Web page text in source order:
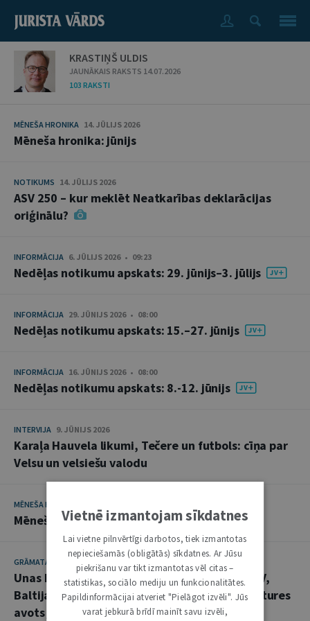
KRASTIŅŠ ULDIS
JAUNĀKAIS RAKSTS 14.07.2026
103 RAKSTI
MĒNEŠA HRONIKA 14. JŪLIJS 2026
Mēneša hronika: jūnijs
NOTIKUMS 14. JŪLIJS 2026
ASV 250 – kur meklēt Neatkarības deklarācijas
oriģinālu?
INFORMĀCIJA 6. JŪLIJS 2026 • 09:23
Nedēļas notikumu apskats: 29. jūnijs–3. jūlijs
INFORMĀCIJA 29. JŪNIJS 2026 • 08:00
Nedēļas notikumu apskats: 15.–27. jūnijs
INFORMĀCIJA 16. JŪNIJS 2026 • 08:00
Nedēļas notikumu apskats: 8.-12. jūnijs
INTERVIJA 9. JŪNIJS 2026
Karaļa Hauvela likumi, Tečere un futbols: cīņa par
Velsu un velsiešu valodu
MĒNEŠA HRONIKA
Mēneša hronika: aprīlis
GRĀMATAS 12. MAIJS 2026
Unas Bergmanes “Nenoteiktības politika. ASV,
Baltijas jautājums un PSRS sabrukums” – vēstures
avots juristiem
Vietnē izmantojam sīkdatnes
Lai vietne pilnvērtīgi darbotos, tiek izmantotas
nepieciešamās (obligātās) sīkdatnes. Ar Jūsu
piekrišanu var tikt izmantotas vēl citas –
statistikas, sociālo mediju un funkcionalitātes.
Papildinformācijai atveriet "Pielāgot izvēli". Jūs
varat jebkurā brīdī mainīt savu izvēli,